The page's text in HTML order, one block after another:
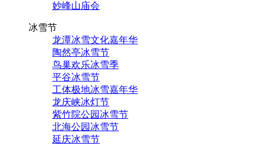
妙峰山庙会
冰雪节
龙潭冰雪文化嘉年华
陶然亭冰雪节
鸟巢欢乐冰雪季
平谷冰雪节
工体极地冰雪嘉年华
龙庆峡冰灯节
紫竹院公园冰雪节
北海公园冰雪节
延庆冰雪节